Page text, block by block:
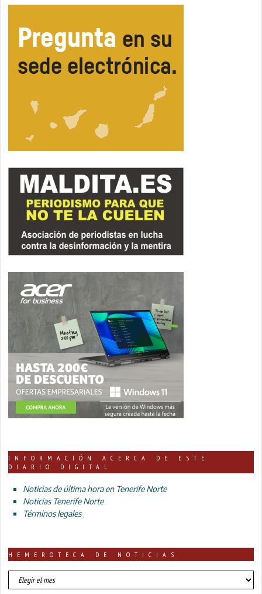
INFORMACIÓN ACERCA DE ESTE
DIARIO DIGITAL
Noticias de última hora en Tenerife Norte
Noticias Tenerife Norte
Términos legales
HEMEROTECA DE NOTICIAS
HEMEROTECA
DE